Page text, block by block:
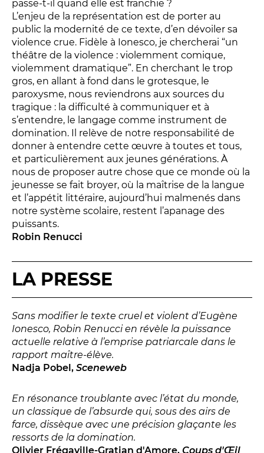
Autour des spectacles
Visites
INFOS PRATIQUES
NOS SALLES
LES FRANCISCAINS
BILLETTERIE
Accueil & horaires
Tarifs, abonnements & places à l’unité
Brochure interactive
Entre spectateurs
passe-t-il quand elle est franchie ?
L’enjeu de la représentation est de porter au
public la modernité de ce texte, d’en dévoiler sa
violence crue. Fidèle à Ionesco, je chercherai “un
théâtre de la violence : violemment comique,
violemment dramatique”. En cherchant le trop
gros, en allant à fond dans le grotesque, le
paroxysme, nous reviendrons aux sources du
tragique : la difficulté à communiquer et à
s’entendre, le langage comme instrument de
domination. Il relève de notre responsabilité de
donner à entendre cette œuvre à toutes et tous,
et particulièrement aux jeunes générations. À
nous de proposer autre chose que ce monde où la
jeunesse se fait broyer, où la maîtrise de la langue
et l’appétit littéraire, aujourd’hui malmenés dans
notre système scolaire, restent l’apanage des
puissants.
Robin Renucci
LA PRESSE
Sans modifier le texte cruel et violent d’Eugène
Ionesco, Robin Renucci en révèle la puissance
actuelle relative à l’emprise patriarcale dans le
rapport maître-élève.
Nadja Pobel, Sceneweb
En résonance troublante avec l’état du monde,
un classique de l’absurde qui, sous des airs de
farce, dissèque avec une précision glaçante les
ressorts de la domination.
Olivier Frégaville-Gratian d'Amore, Coups d'Œil